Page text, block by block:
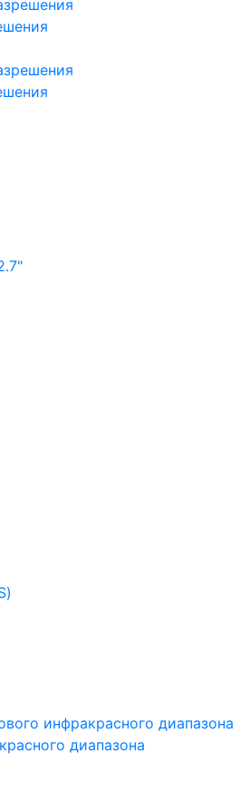
инфракрасного диапазона
диапазона